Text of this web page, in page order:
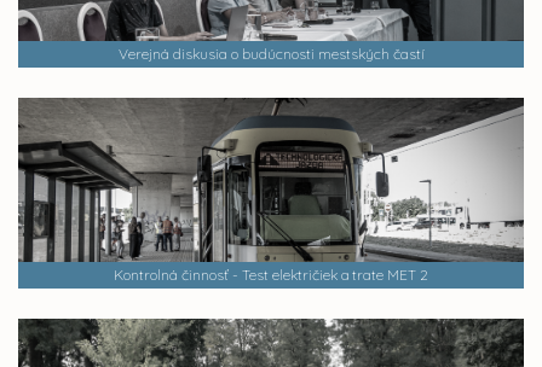
Verejná diskusia o budúcnosti mestských častí
Kontrolná činnosť - Test električiek a trate MET 2